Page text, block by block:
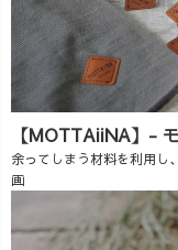
【MOTTAiiNA】-
余ってしまう材料を利用し
画